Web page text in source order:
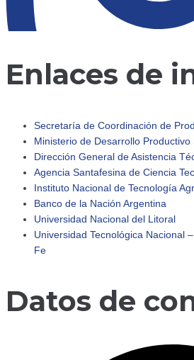
adersantafe
🔹 Retomamos actividades Comenzamos
Enlaces de
Secretaría de Coordinación de
Ministerio de Desarrollo Productivo
Dirección General de Asistencia
Agencia Santafesina de Ciencia
Instituto Nacional de Tecnología
Banco de la Nación Argentina
Universidad Nacional del Litoral
Universidad Tecnológica Nacional
Fe
Datos de